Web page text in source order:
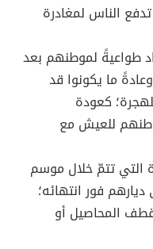
الناس لمغادرة
طواعيةً لموطنهم بعد
ما يكونوا قد
كعودة
للعيش مع
التي تتمّ خلال موسم
فور انتهائه؛
المحاصيل أو